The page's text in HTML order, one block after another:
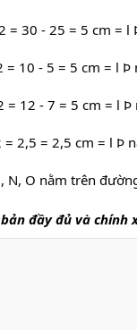
= 30 - 25 = 5 cm =
= 10 - 5 = 5 cm = l
= 12 - 7 = 5 cm = l
= 2,5 = 2,5 cm = l Þ
N, O nằm trên
đầy đủ và chính